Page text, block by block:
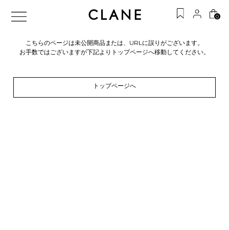
0
こちらのページは未公開商品または、URLに誤りがございます。
お手数ではございますが下記よりトップページへ移動してください。
トップページへ